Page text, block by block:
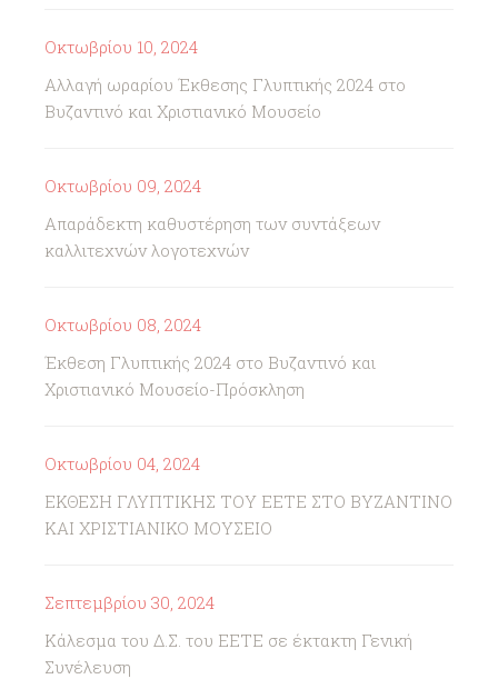
Οκτωβρίου 10, 2024
Αλλαγή ωραρίου Έκθεσης Γλυπτικής 2024 στο
Βυζαντινό και Χριστιανικό Μουσείο
Οκτωβρίου 09, 2024
Απαράδεκτη καθυστέρηση των συντάξεων
καλλιτεχνών λογοτεχνών
Οκτωβρίου 08, 2024
Έκθεση Γλυπτικής 2024 στο Βυζαντινό και
Χριστιανικό Μουσείο-Πρόσκληση
Οκτωβρίου 04, 2024
ΕΚΘΕΣΗ ΓΛΥΠΤΙΚΗΣ ΤΟΥ ΕΕΤΕ ΣΤΟ ΒΥΖΑΝΤΙΝΟ
ΚΑΙ ΧΡΙΣΤΙΑΝΙΚΟ ΜΟΥΣΕΙΟ
Σεπτεμβρίου 30, 2024
Κάλεσμα του Δ.Σ. του ΕΕΤΕ σε έκτακτη Γενική
Συνέλευση